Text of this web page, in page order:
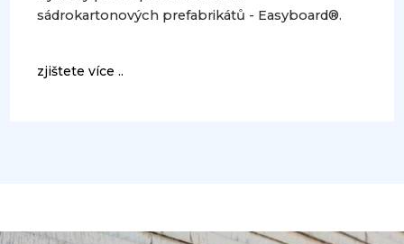
sádrokartonových prefabrikátů - Easyboard®.
zjištete více ..